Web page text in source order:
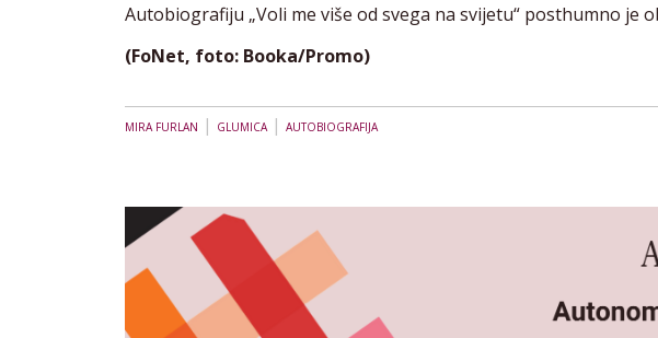
Autobiografiju „Voli me više od svega na svijetu“ posthumno je
(FoNet, foto: Booka/Promo)
MIRA FURLAN | GLUMICA| AUTOBIOGRAFIJA